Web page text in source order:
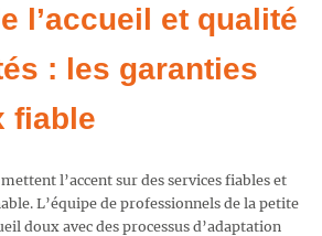
l’accueil et qualité
: les garanties
fiable
l’accent sur des services fiables et
L’équipe de professionnels de la petite
doux avec des processus d’adaptation